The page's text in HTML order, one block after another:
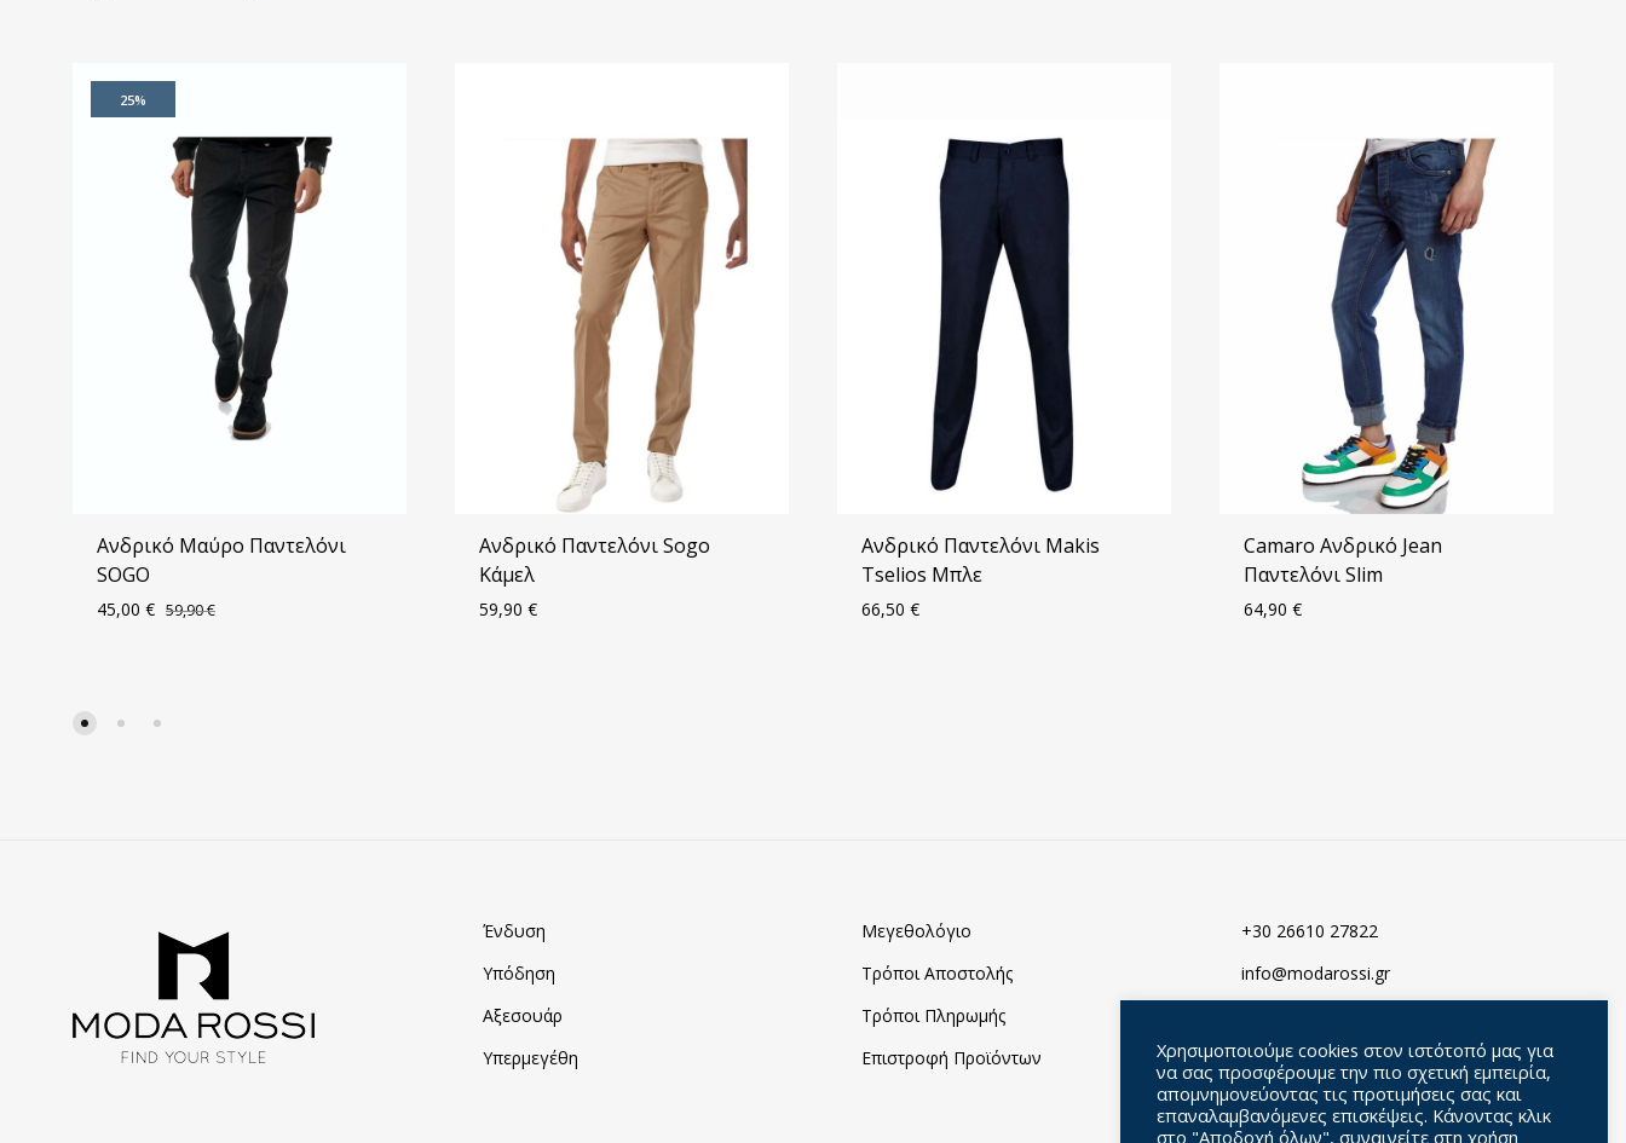
25%
Ανδρικό Μαύρο Παντελόνι
SOGO
45,00 € 59,90€
Ανδρικό Παντελόνι Sogo
Κάμελ
59,90 €
Ανδρικό Παντελόνι Makis
Tselios Μπλε
66,50 €
Camaro Ανδρικό Jean
Παντελόνι Slim
64,90 €
Ένδυση
Υπόδηση
Αξεσουάρ
Υπερμεγέθη
Μεγεθολόγιο
Τρόποι Αποστολής
Τρόποι Πληρωμής
Επιστροφή Προϊόντων
+30 26610 27822
info@modarossi.gr
Κέρκυρα, Ελλάδα
Χρησιμοποιούμε cookies στον ιστότοπό μας για
να σας προσφέρουμε την πιο σχετική εμπειρία,
απομνημονεύοντας τις προτιμήσεις σας και
επαναλαμβανόμενες επισκέψεις. Κάνοντας κλικ
στο "Αποδοχή όλων", συναινείτε στη χρήση